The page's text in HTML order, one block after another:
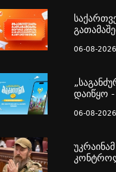
06-08-2026
დაიწყო
06-08-2026